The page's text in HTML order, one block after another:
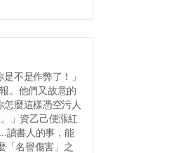
不是作弊了！」
。他們又故意的
麼這樣憑空污人
」資乙己便漲紅
讀書人的事，能
「名譽傷害」之